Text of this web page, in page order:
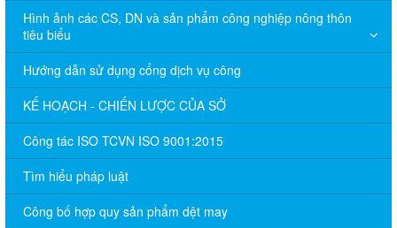
Hình ảnh các CS, DN và sản phẩm công nghiệp nông thôn
tiêu biểu
Hướng dẫn sử dụng cổng dịch vụ công
KẾ HOẠCH - CHIẾN LƯỢC CỦA SỞ
Công tác ISO TCVN ISO 9001:2015
Tìm hiểu pháp luật
Công bố hợp quy sản phẩm dệt may